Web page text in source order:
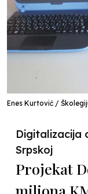
Enes Kurtović /
Digitalizacija
Srpskoj
Projekat